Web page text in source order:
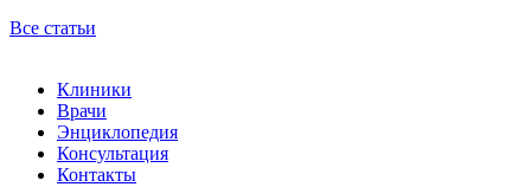
Все статьи
Клиники
Врачи
Энциклопедия
Консультация
Контакты